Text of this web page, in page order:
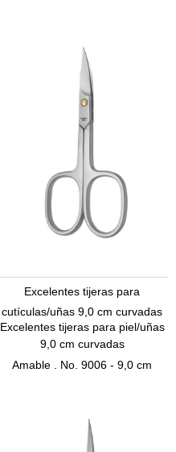
Excelentes tijeras para
cutículas/uñas 9,0 cm curvadas
Excelentes tijeras para piel/uñas
9,0 cm curvadas
Amable
No. 9006 - 9,0 cm